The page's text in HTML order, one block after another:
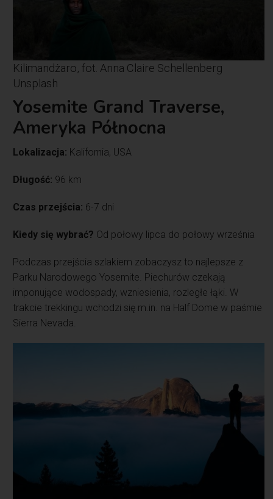
Kilimandżaro, fot. Anna Claire Schellenberg
Unsplash
Yosemite Grand Traverse,
Ameryka Północna
Lokalizacja: Kalifornia, USA
Długość: 96 km
Czas przejścia: 6-7 dni
Kiedy się wybrać? Od połowy lipca do połowy września
Podczas przejścia szlakiem zobaczysz to najlepsze z
Parku Narodowego Yosemite. Piechurów czekają
imponujące wodospady, wzniesienia, rozległe łąki. W
trakcie trekkingu wchodzi się m.in. na Half Dome w paśmie
Sierra Nevada.